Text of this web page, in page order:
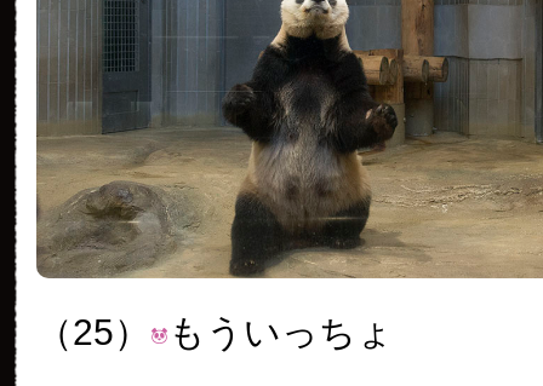
（25） もういっちょ